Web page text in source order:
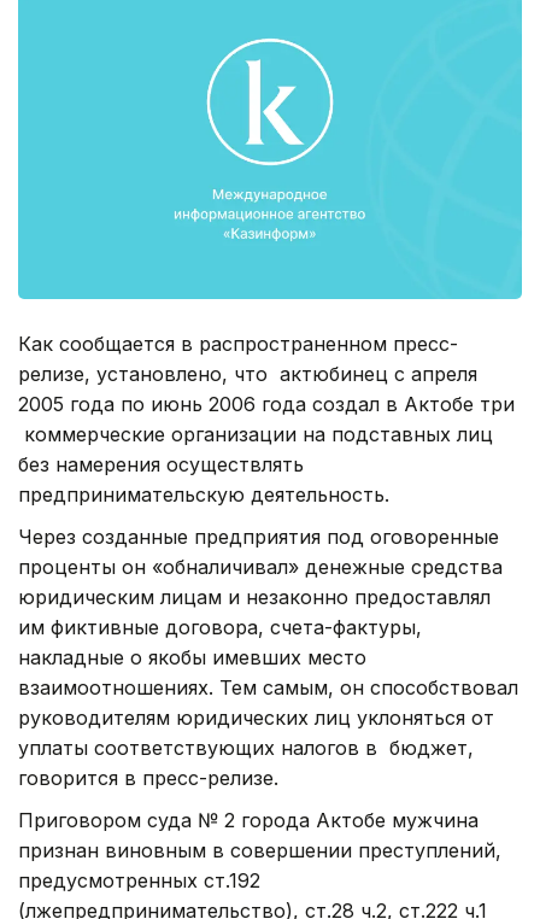
Как сообщается в распространенном пресс-
релизе, установлено, что актюбинец с апреля
2005 года по июнь 2006 года создал в Актобе три
коммерческие организации на подставных лиц
без намерения осуществлять
предпринимательскую деятельность.
Через созданные предприятия под оговоренные
проценты он «обналичивал» денежные средства
юридическим лицам и незаконно предоставлял
им фиктивные договора, счета-фактуры,
накладные о якобы имевших место
взаимоотношениях. Тем самым, он способствовал
руководителям юридических лиц уклоняться от
уплаты соответствующих налогов в бюджет,
говорится в пресс-релизе.
Приговором суда № 2 города Актобе мужчина
признан виновным в совершении преступлений,
предусмотренных ст.192
(лжепредпринимательство), ст.28 ч.2, ст.222 ч.1